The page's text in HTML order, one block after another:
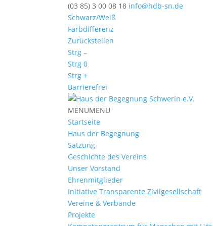
(03 85) 3 00 08 18 info@hdb-sn.de
Schwarz/Weiß
Farbdifferenz
Zurückstellen
Strg –
Strg 0
Strg +
Barrierefrei
MENUMENU
Startseite
Haus der Begegnung
Satzung
Geschichte des Vereins
Unser Vorstand
Ehrenmitglieder
Initiative Transparente Zivilgesellschaft
Vereine & Verbände
Projekte